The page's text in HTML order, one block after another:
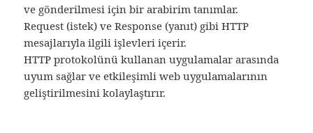
ve gönderilmesi için bir arabirim tanımlar.
Request (istek) ve Response (yanıt) gibi HTTP
mesajlarıyla ilgili işlevleri içerir.
HTTP protokolünü kullanan uygulamalar arasında
uyum sağlar ve etkileşimli web uygulamalarının
geliştirilmesini kolaylaştırır.